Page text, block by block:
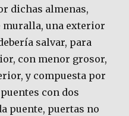
dichas almenas,
muralla, una exterior
salvar, para
con menor grosor,
y compuesta por
con dos
puente, puertas no